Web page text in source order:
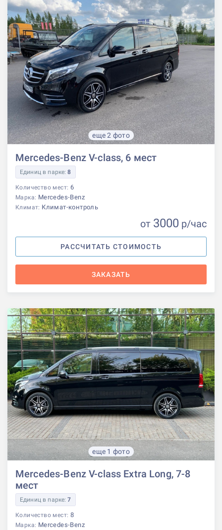
еще 2 фото
Mercedes-Benz V-class, 6 мест
Единиц в парке:8
Количество мест: 6
Марка: Mercedes-Benz
Климат: Климат-контроль
от 3000 р/час
РАССЧИТАТЬ СТОИМОСТЬ
ЗАКАЗАТЬ
еще 1 фото
Mercedes-Benz V-class Extra Long, 7-8
мест
Единиц в парке:7
Количество мест: 8
Марка: Mercedes-Benz